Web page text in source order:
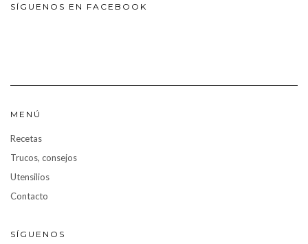
SÍGUENOS EN FACEBOOK
MENÚ
Recetas
Trucos, consejos
Utensilios
Contacto
SÍGUENOS